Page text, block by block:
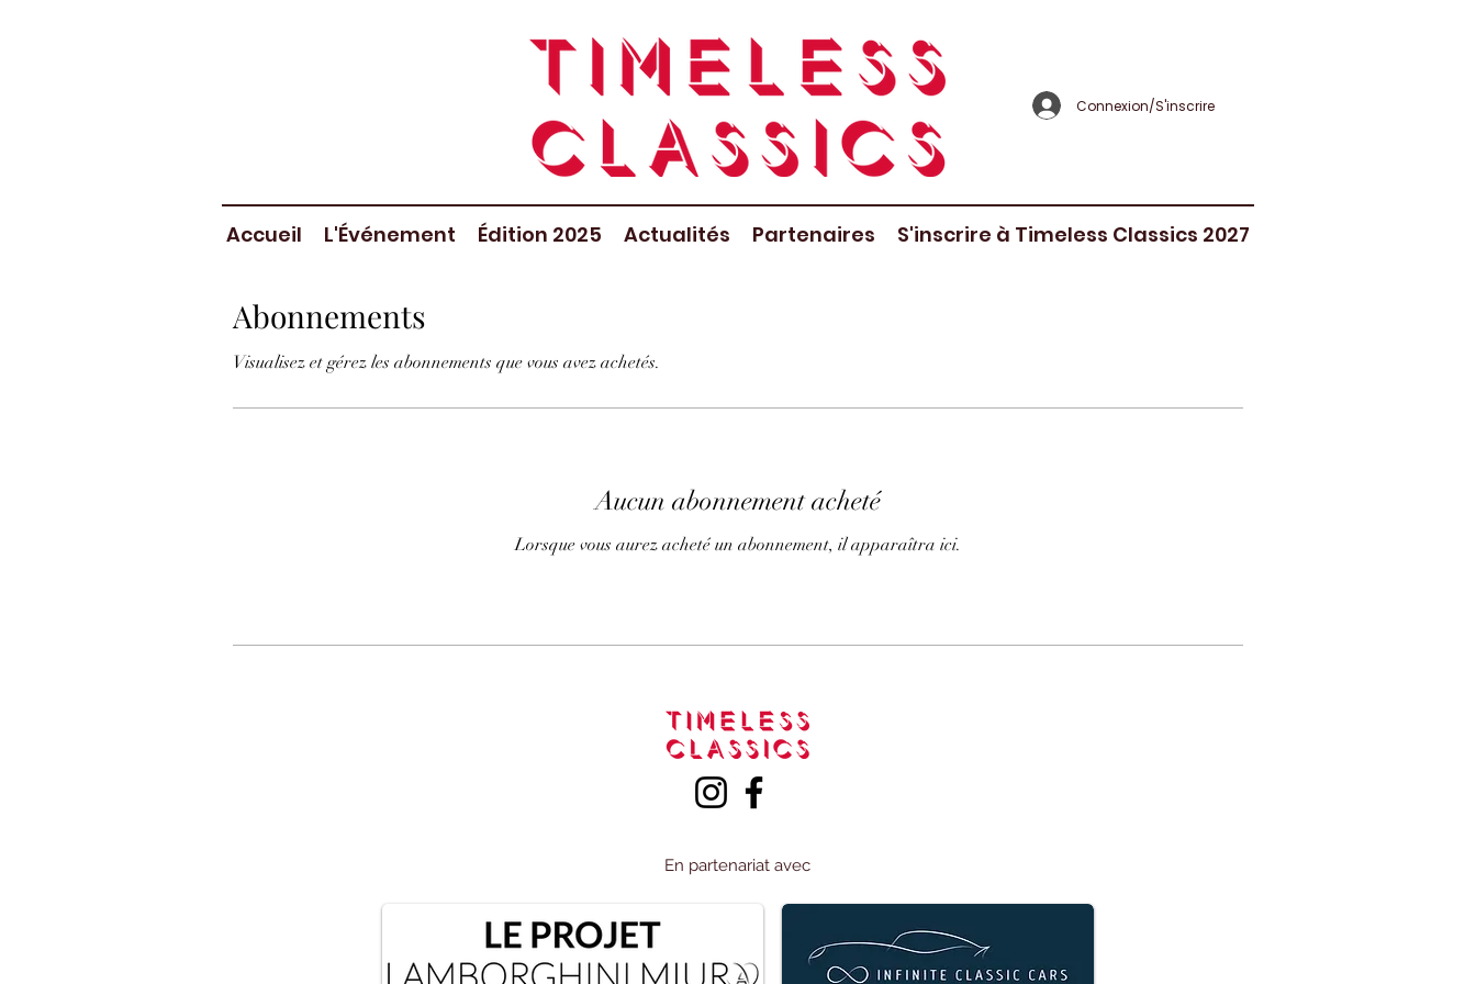
Connexion/S'inscrire
Accueil L'Événement Édition 2025 Actualités Partenaires S'inscrire à Timeless Classics 2027
Abonnements
Visualisez et gérez les abonnements que vous avez achetés.
Aucun abonnement acheté
Lorsque vous aurez acheté un abonnement, il apparaîtra ici.
En partenariat avec